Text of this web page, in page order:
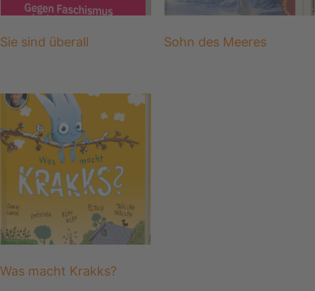
Sie sind überall Sohn des Meeres
Was macht Krakks?